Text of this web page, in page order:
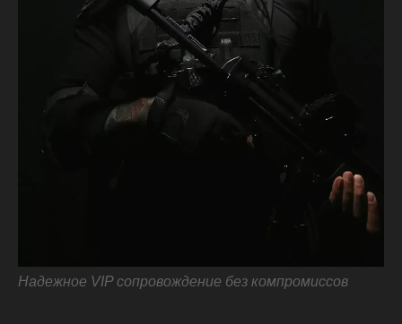
Надежное VIP сопровождение без компромиссов